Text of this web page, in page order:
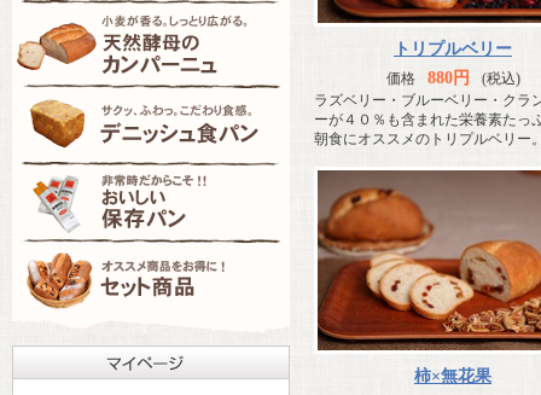
トリプルベリー
価格 880円
(税込)
ラズベリー・ブルーベリー・クラ
ーが４０％も含まれた栄養素たっ
朝食にオススメのトリプルベリー
柿×無花果